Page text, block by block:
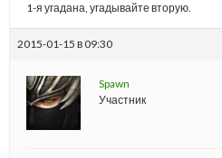
1-я угадана, угадывайте вторую.
2015-01-15 в 09:30
Spawn
Участник